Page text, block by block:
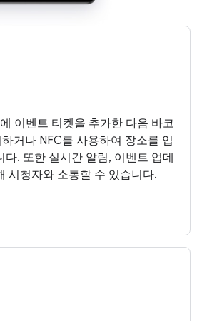
이벤트 티켓을 추가한 다음 바코
거나 NFC를 사용하여 장소를 입
다. 또한 실시간 알림, 이벤트 업데
시청자와 소통할 수 있습니다.